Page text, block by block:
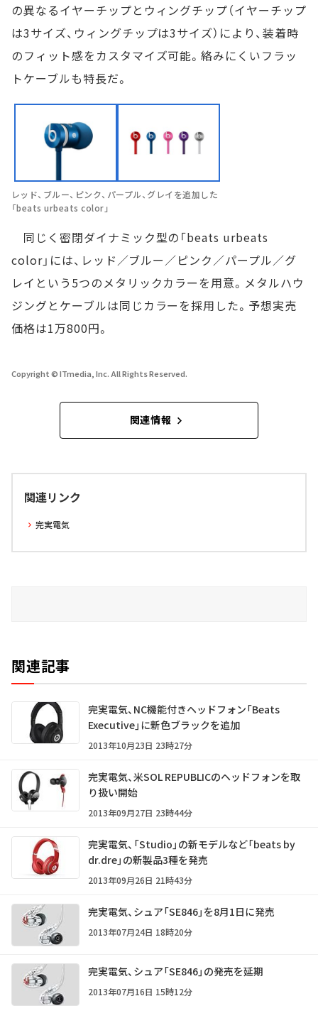
の異なるイヤーチップとウィングチップ（イヤーチップ
は3サイズ、ウィングチップは3サイズ）により、装着時
のフィット感をカスタマイズ可能。絡みにくいフラッ
トケーブルも特長だ。
レッド、ブルー、ピンク、パープル、グレイを追加した
「beats urbeats color」
同じく密閉ダイナミック型の「beats urbeats
color」には、レッド／ブルー／ピンク／パープル／グ
レイという5つのメタリックカラーを用意。メタルハウ
ジングとケーブルは同じカラーを採用した。予想実売
価格は1万800円。
Copyright © ITmedia, Inc. All Rights Reserved.
関連情報
関連リンク
完実電気
関連記事
完実電気、NC機能付きヘッドフォン「Beats
Executive」に新色ブラックを追加
2013年10月23日 23時27分
完実電気、米SOL REPUBLICのヘッドフォンを取
り扱い開始
2013年09月27日 23時44分
完実電気、「Studio」の新モデルなど「beats by
dr.dre」の新製品3種を発売
2013年09月26日 21時43分
完実電気、シュア「SE846」を8月1日に発売
2013年07月24日 18時20分
完実電気、シュア「SE846」の発売を延期
2013年07月16日 15時12分